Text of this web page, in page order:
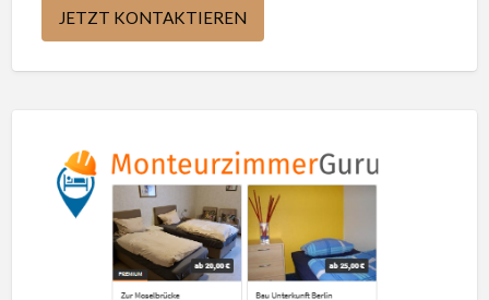
JETZT KONTAKTIEREN